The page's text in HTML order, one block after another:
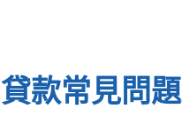
貸款常見問題